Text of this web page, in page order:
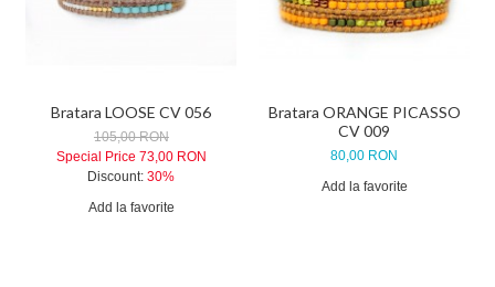
Bratara LOOSE CV 056
105,00 RON
Special Price 73,00 RON
Discount: 30%
Add la favorite
Bratara ORANGE PICASSO
CV 009
80,00 RON
Add la favorite